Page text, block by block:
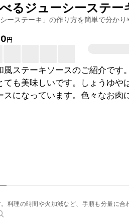
るジューシーステー
ーステーキ 」の作り方を簡単で分か
円
風ステーキソースのご紹介です
も美味しいです。しょうゆや
スになっています。色々なお肉
料理の時間や火加減など、手順も分量に合